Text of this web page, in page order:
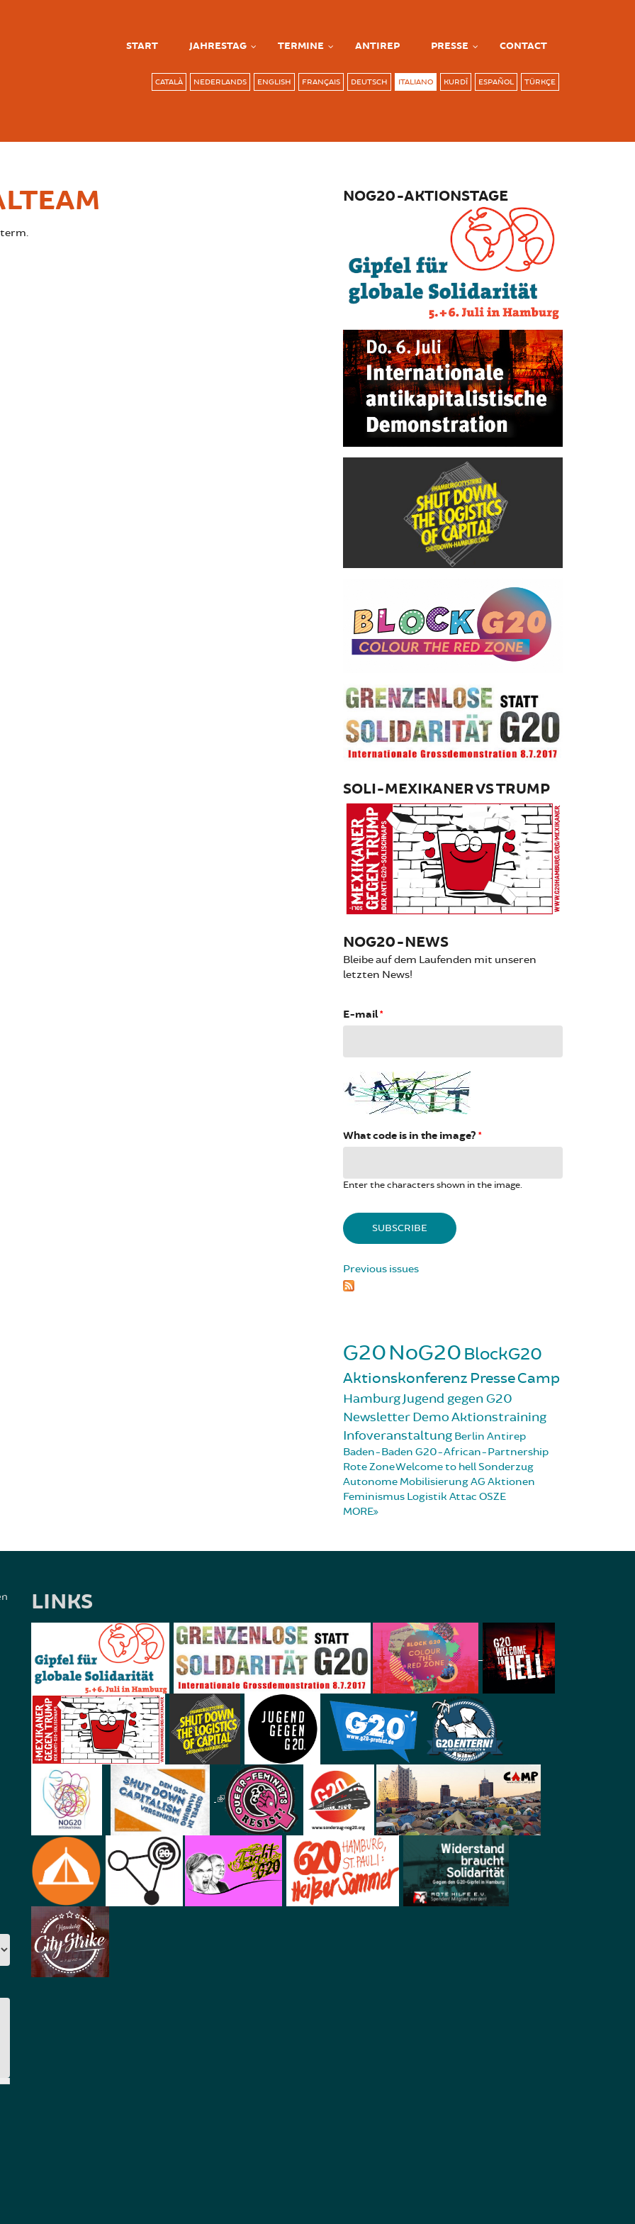
START JAHRESTAG TERMINE ANTIREP PRESSE CONTACT
CATALÀ NEDERLANDS ENGLISH FRANÇAIS DEUTSCH ITALIANO KURDÎ ESPAÑOL TÜRKÇE
NOG20-AKTIONSTAGE
SOLI-MEXIKANER VS TRUMP
NOG20-NEWS
Bleibe auf dem Laufenden mit unseren
letzten News!
E-mail*
What code is in the image? *
Enter the characters shown in the image.
Previous issues
G20NoG20 BlockG20
Aktionskonferenz PresseCamp
HamburgJugend gegen G20
NewsletterDemoAktionstraining
Infoveranstaltung Berlin Antirep
Baden-Baden G20-African-Partnership
Rote ZoneWelcome to hellSonderzug
Autonome MobilisierungAG Aktionen
Feminismus Logistik Attac OSZE
MORE
LINKS